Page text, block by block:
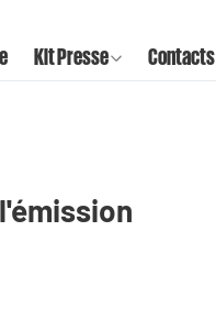
Kit Presse Contacts